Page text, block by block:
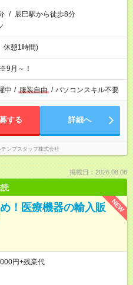
/ 辰巳駅から徒歩8分
憩1時間)
月～！
中 / 服装自由 / パソコンスキル不要
する 詳細へ
ンプスタッフ株式会社
掲載日：2026.08.08
NEW
！医療機器の輸入販
円+残業代